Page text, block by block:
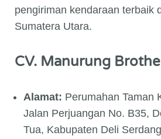
pengiriman kendaraan terbaik
Sumatera Utara.
CV. Manurung
Alamat: Perumahan Taman
Jalan Perjuangan No. B35,
Tua, Kabupaten Deli